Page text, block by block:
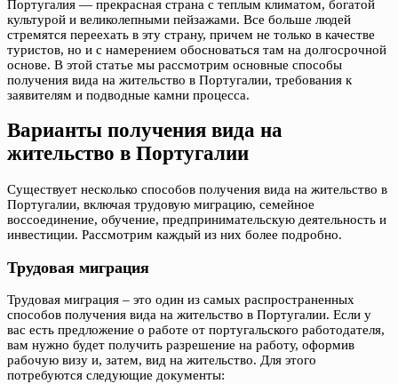
Португалия — прекрасная страна с теплым климатом, богатой
культурой и великолепными пейзажами. Все больше людей
стремятся переехать в эту страну, причем не только в качестве
туристов, но и с намерением обосноваться там на долгосрочной
основе. В этой статье мы рассмотрим основные способы
получения вида на жительство в Португалии, требования к
заявителям и подводные камни процесса.
Варианты получения вида на
жительство в Португалии
Существует несколько способов получения вида на жительство в
Португалии, включая трудовую миграцию, семейное
воссоединение, обучение, предпринимательскую деятельность и
инвестиции. Рассмотрим каждый из них более подробно.
Трудовая миграция
Трудовая миграция – это один из самых распространенных
способов получения вида на жительство в Португалии. Если у
вас есть предложение о работе от португальского работодателя,
вам нужно будет получить разрешение на работу, оформив
рабочую визу и, затем, вид на жительство. Для этого
потребуются следующие документы: